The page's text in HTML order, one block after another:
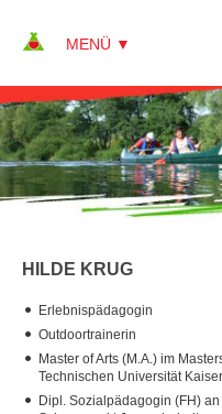
ÜBER KAP
Peter Alberter
Annett Alberter
Sebastian
Christina
HILDE KRUG
Erlebnispädagogin
Outdoortrainerin
Master of Arts (M.A.) im
Technischen Universität
Dipl. Sozialpädagogin (FH)